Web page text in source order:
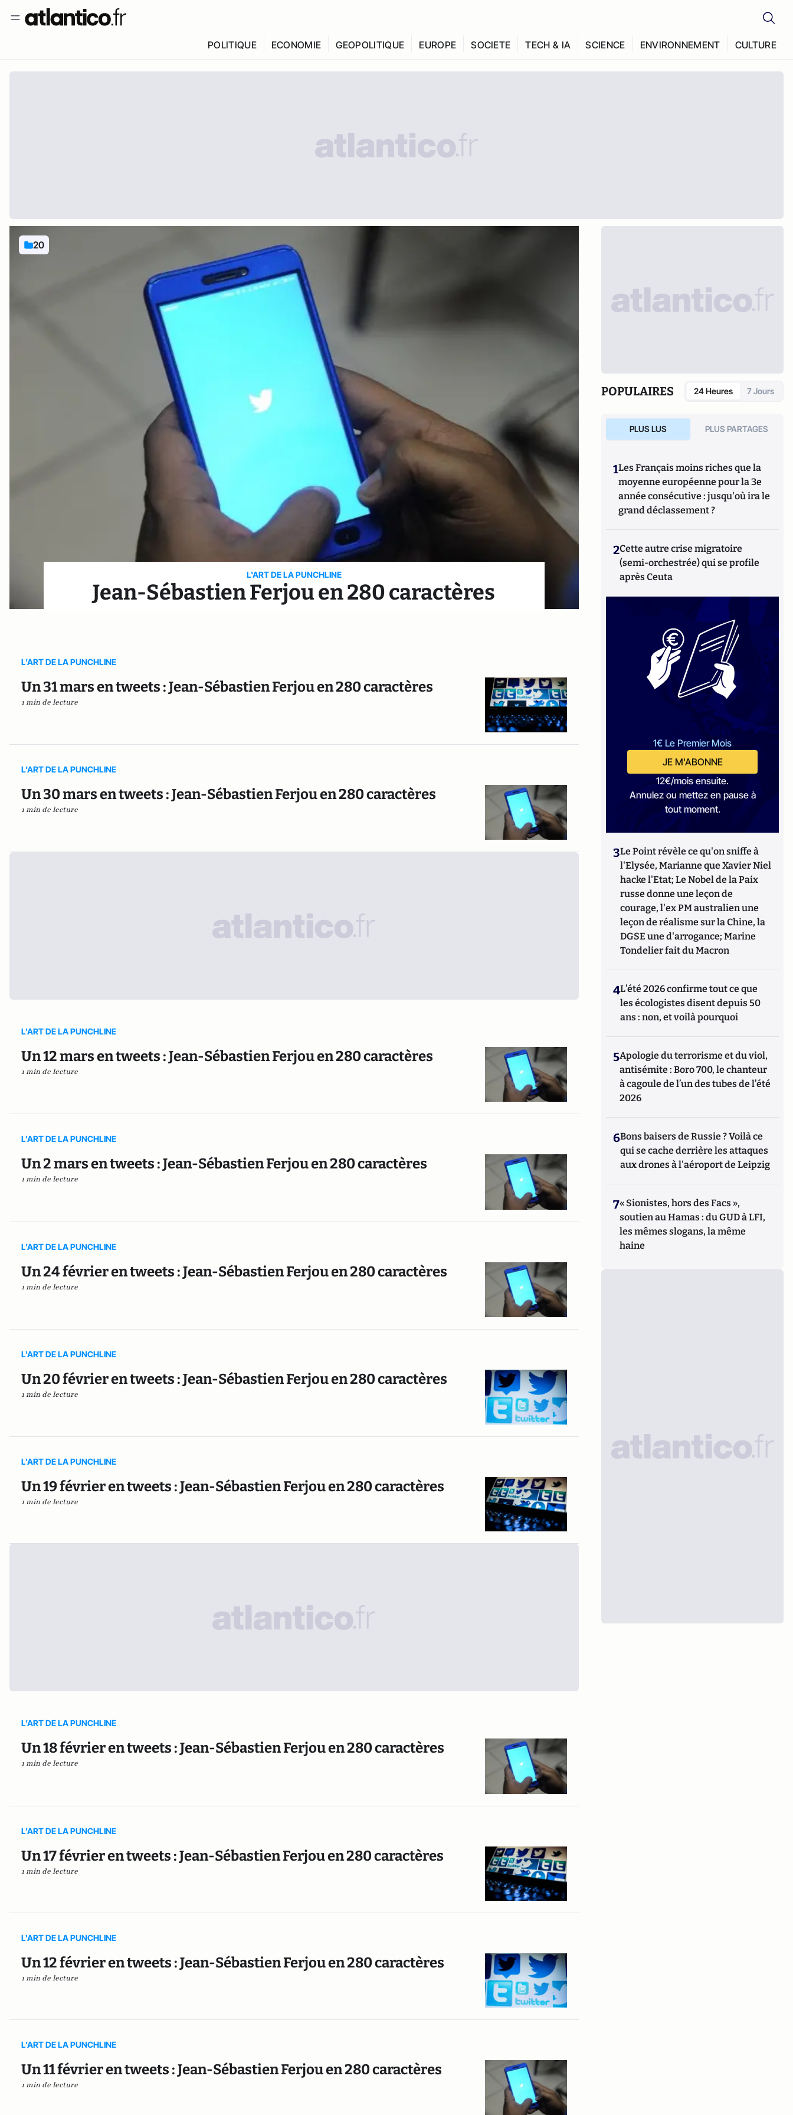
POLITIQUE ECONOMIE GEOPOLITIQUE EUROPE SOCIETE TECH & IA SCIENCE ENVIRONNEMENT CULTURE
20
L'ART DE LA PUNCHLINE
Jean-Sébastien Ferjou en 280 caractères
L’ART DE LA PUNCHLINE
Un 31 mars en tweets : Jean-Sébastien Ferjou en 280 caractères
1 min de lecture
L’ART DE LA PUNCHLINE
Un 30 mars en tweets : Jean-Sébastien Ferjou en 280 caractères
1 min de lecture
L'ART DE LA PUNCHLINE
Un 12 mars en tweets : Jean-Sébastien Ferjou en 280 caractères
1 min de lecture
L'ART DE LA PUNCHLINE
Un 2 mars en tweets : Jean-Sébastien Ferjou en 280 caractères
1 min de lecture
L’ART DE LA PUNCHLINE
Un 24 février en tweets : Jean-Sébastien Ferjou en 280 caractères
1 min de lecture
L'ART DE LA PUNCHLINE
Un 20 février en tweets : Jean-Sébastien Ferjou en 280 caractères
1 min de lecture
L'ART DE LA PUNCHLINE
Un 19 février en tweets : Jean-Sébastien Ferjou en 280 caractères
1 min de lecture
L’ART DE LA PUNCHLINE
Un 18 février en tweets : Jean-Sébastien Ferjou en 280 caractères
1 min de lecture
L'ART DE LA PUNCHLINE
Un 17 février en tweets : Jean-Sébastien Ferjou en 280 caractères
1 min de lecture
L'ART DE LA PUNCHLINE
Un 12 février en tweets : Jean-Sébastien Ferjou en 280 caractères
1 min de lecture
L’ART DE LA PUNCHLINE
Un 11 février en tweets : Jean-Sébastien Ferjou en 280 caractères
1 min de lecture
POPULAIRES 24 Heures 7 Jours
PLUS LUS PLUS PARTAGES
1Les Français moins riches que la
moyenne européenne pour la 3e
année consécutive : jusqu'où ira le
grand déclassement ?
2Cette autre crise migratoire
(semi-orchestrée) qui se profile
après Ceuta
1€ Le Premier Mois
JE M'ABONNE
12€/mois ensuite.
Annulez ou mettez en pause à
tout moment.
3Le Point révèle ce qu'on sniffe à
l'Elysée, Marianne que Xavier Niel
hacke l'Etat; Le Nobel de la Paix
russe donne une leçon de
courage, l'ex PM australien une
leçon de réalisme sur la Chine, la
DGSE une d'arrogance; Marine
Tondelier fait du Macron
4L’été 2026 confirme tout ce que
les écologistes disent depuis 50
ans : non, et voilà pourquoi
5Apologie du terrorisme et du viol,
antisémite : Boro 700, le chanteur
à cagoule de l’un des tubes de l’été
2026
6Bons baisers de Russie ? Voilà ce
qui se cache derrière les attaques
aux drones à l'aéroport de Leipzig
7« Sionistes, hors des Facs »,
soutien au Hamas : du GUD à LFI,
les mêmes slogans, la même
haine